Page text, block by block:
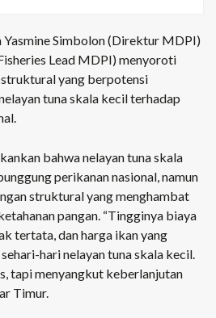
Simbolon (Direktur MDPI)
Lead MDPI) menyoroti
yang berpotensi
tuna skala kecil terhadap
bahwa nelayan tuna skala
perikanan nasional, namun
struktural yang menghambat
pangan. “Tingginya biaya
tertata, dan harga ikan yang
hari nelayan tuna skala kecil.
tapi menyangkut keberlanjutan
Timur.